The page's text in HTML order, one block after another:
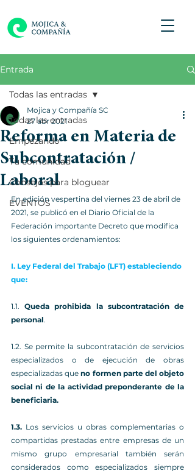
Entrada
Todas las entradas
Empezando
Tu comunidad
Consejos para bloguear
EVENTOS
Todas las entradas
Reforma en Materia de
Subcontratación /
Laboral
Mojica y Compañía SC
27 abr 2021
En edición vespertina del viernes 23 de abril de
2021, se publicó en el Diario Oficial de la
Federación importante Decreto que modifica
los siguientes ordenamientos:
I. Ley Federal del Trabajo (LFT) estableciendo
que:
1.1. Queda prohibida la subcontratación de
personal.
1.2. Se permite la subcontratación de servicios
especializados o de ejecución de obras
especializadas que no formen parte del objeto
social ni de la actividad preponderante de la
beneficiaria.
1.3. Los servicios u obras complementarias o
compartidas prestadas entre empresas de un
mismo grupo empresarial también serán